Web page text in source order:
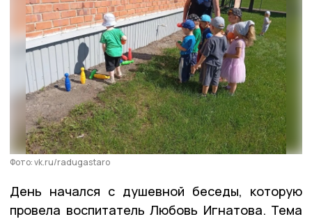
Фото: vk.ru/radugastaro
День начался с душевной беседы, которую
провела воспитатель Любовь Игнатова. Тема